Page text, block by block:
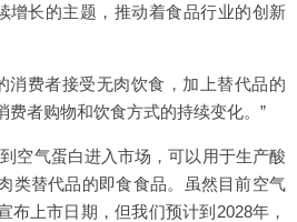
增长的主题，推动着食品行业的创新
消费者接受无肉饮食，加上替代品的
费者购物和饮食方式的持续变化。”
空气蛋白进入市场，可以用于生产酸
类替代品的即食食品。虽然目前空气
布上市日期，但我们预计到2028年，